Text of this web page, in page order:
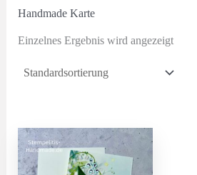
Handmade Karte
Einzelnes Ergebnis wird angezeigt